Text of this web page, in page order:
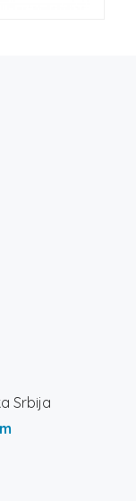
Srbija